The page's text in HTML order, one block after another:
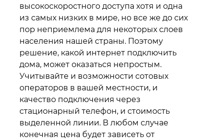
высокоскоростного доступа хотя и одна
из самых низких в мире, но все же до сих
пор неприемлема для некоторых слоев
населения нашей страны. Поэтому
решение, какой интернет подключить
дома, может оказаться непростым.
Учитывайте и возможности сотовых
операторов в вашей местности, и
качество подключения через
стационарный телефон, и стоимость
выделенной линии. В любом случае
конечная цена будет зависеть от